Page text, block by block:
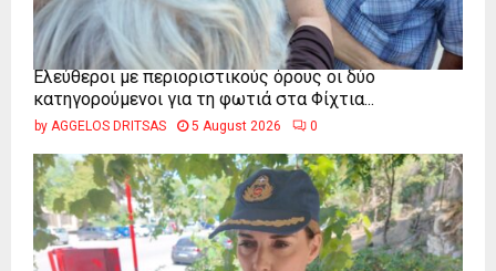
Ελεύθεροι με περιοριστικούς όρους οι δύο
κατηγορούμενοι για τη φωτιά στα Φίχτια...
by AGGELOS DRITSAS 5 August 2026 0